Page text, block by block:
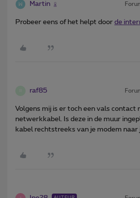
Martin
Probeer eens of het helpt door de
raf85
Volgens mij is er toch een vals contact
netwerkkabel. Is deze in de muur
kabel rechtstreeks van je modem naar